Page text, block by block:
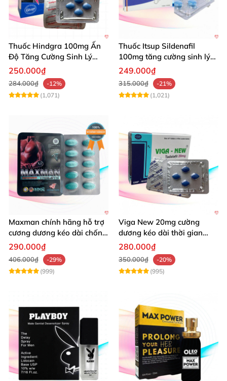
Thuốc Hindgra 100mg Ấn
Độ Tăng Cường Sinh Lý
Nam Hiệu Quả
250.000₫
284.000₫
-12%
(1,071)
Thuốc Itsup Sildenafil
100mg tăng cường sinh lý
kéo dài thời gian cho nam
249.000₫
315.000₫
-21%
(1,021)
Maxman chính hãng hỗ trợ
cương dương kéo dài chống
xuất tinh sớm 10 viên
290.000₫
406.000₫
-29%
(999)
Viga New 20mg cường
dương kéo dài thời gian
chống xuất tinh hiệu quả
280.000₫
350.000₫
-20%
(995)